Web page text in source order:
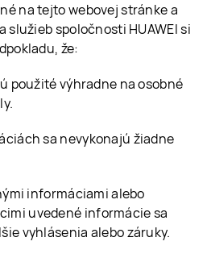
na tejto webovej stránke a
služieb spoločnosti HUAWEI si
že:
použité výhradne na osobné
sa nevykonajú žiadne
informáciami alebo
uvedené informácie sa
vyhlásenia alebo záruky.